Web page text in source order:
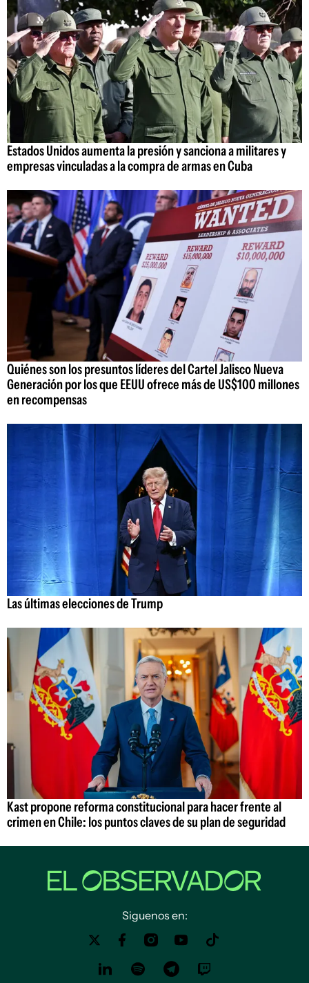
Estados Unidos aumenta la presión y sanciona a militares y
empresas vinculadas a la compra de armas en Cuba
Quiénes son los presuntos líderes del Cartel Jalisco Nueva
Generación por los que EEUU ofrece más de US$100 millones
en recompensas
Las últimas elecciones de Trump
Kast propone reforma constitucional para hacer frente al
crimen en Chile: los puntos claves de su plan de seguridad
Siguenos en: